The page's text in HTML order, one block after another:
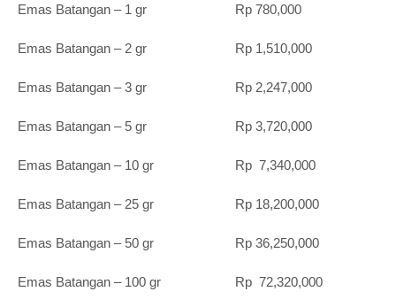
Emas Batangan – 1 gr Rp 780,000
Emas Batangan – 2 gr Rp 1,510,000
Emas Batangan – 3 gr Rp 2,247,000
Emas Batangan – 5 gr Rp 3,720,000
Emas Batangan – 10 gr Rp 7,340,000
Emas Batangan – 25 gr Rp 18,200,000
Emas Batangan – 50 gr Rp 36,250,000
Emas Batangan – 100 gr Rp 72,320,000